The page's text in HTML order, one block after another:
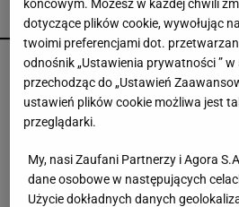
POPULARNE
Posyp skórkę
pomaga w kuchni
w mgnieniu oka
końcowym. Możesz w każdej chwili
dotyczące plików cookie, wywołując
twoimi preferencjami dot.
odnośnik „Ustawienia prywatności ”
przechodząc do „Ustawień
ustawień plików cookie możliwa jest
przeglądarki.
My, nasi Zaufani Partnerzy i Agora
dane osobowe w następujących
Użycie dokładnych danych